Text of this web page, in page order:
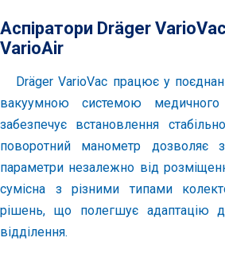
Аспіратори Dräger
VarioAir
Dräger VarioVac працює у
вакуумною системою медичного
забезпечує встановлення
поворотний манометр дозволяє
параметри незалежно від
сумісна з різними типами
рішень, що полегшує адаптацію
відділення.